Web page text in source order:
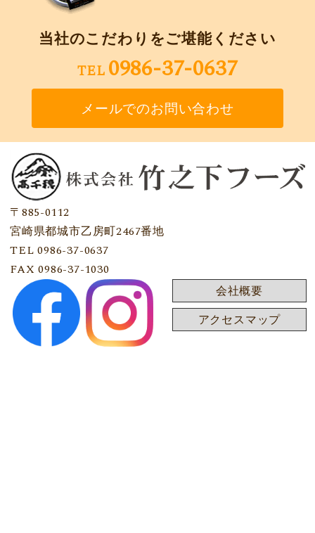
当社のこだわりをご堪能ください
TEL 0986-37-0637
メールでのお問い合わせ
〒885-0112
宮崎県都城市乙房町2467番地
TEL 0986-37-0637
FAX 0986-37-1030
会社概要
アクセスマップ